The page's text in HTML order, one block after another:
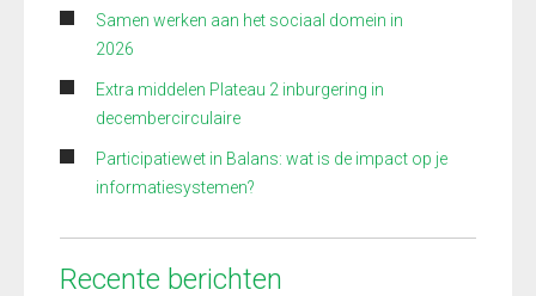
Samen werken aan het sociaal domein in
2026
Extra middelen Plateau 2 inburgering in
decembercirculaire
Participatiewet in Balans: wat is de impact op je
informatiesystemen?
Recente berichten